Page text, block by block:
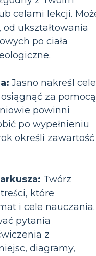
celami lekcji.
ukształtowania
po ciała
Jasno nakreśl cele
za pomocą
powinni
po wypełnieniu
określi
Twórz
które
i cele nauczania.
pytania
z
diagramy,